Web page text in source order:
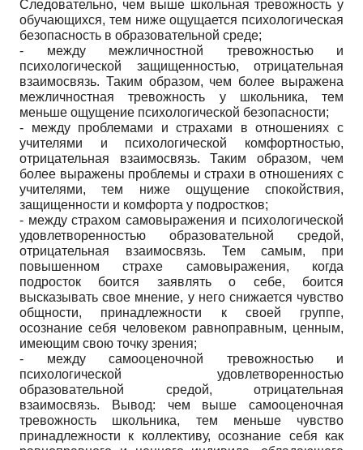
Следовательно, чем выше школьная тревожность у
обучающихся, тем ниже ощущается психологическая
безопасность в образовательной среде;
- между межличностной тревожностью и
психологической защищенностью, отрицательная
взаимосвязь. Таким образом, чем более выражена
межличностная тревожность у школьника, тем
меньше ощущение психологической безопасности;
- между проблемами и страхами в отношениях с
учителями и психологической комфортностью,
отрицательная взаимосвязь. Таким образом, чем
более выражены проблемы и страхи в отношениях с
учителями, тем ниже ощущение спокойствия,
защищенности и комфорта у подростков;
- между страхом самовыражения и психологической
удовлетворенностью образовательной средой,
отрицательная взаимосвязь. Тем самым, при
повышенном страхе самовыражения, когда
подросток боится заявлять о себе, боится
высказывать свое мнение, у него снижается чувство
общности, принадлежности к своей группе,
осознание себя человеком равноправным, ценным,
имеющим свою точку зрения;
- между самооценочной тревожностью и
психологической удовлетворенностью
образовательной средой, отрицательная
взаимосвязь. Вывод: чем выше самооценочная
тревожность школьника, тем меньше чувство
принадлежности к коллективу, осознание себя как